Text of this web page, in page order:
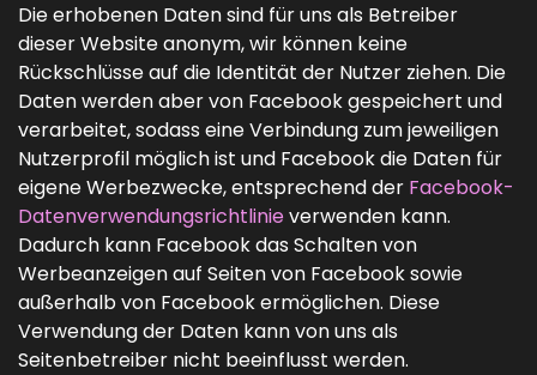
Die erhobenen Daten sind für uns als Betreiber
dieser Website anonym, wir können keine
Rückschlüsse auf die Identität der Nutzer ziehen. Die
Daten werden aber von Facebook gespeichert und
verarbeitet, sodass eine Verbindung zum jeweiligen
Nutzerprofil möglich ist und Facebook die Daten für
eigene Werbezwecke, entsprechend der Facebook-
Datenverwendungsrichtlinieverwenden kann.
Dadurch kann Facebook das Schalten von
Werbeanzeigen auf Seiten von Facebook sowie
außerhalb von Facebook ermöglichen. Diese
Verwendung der Daten kann von uns als
Seitenbetreiber nicht beeinflusst werden.